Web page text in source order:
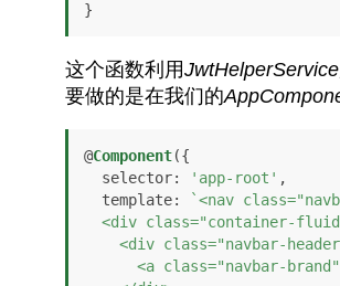
}
这个函数利用JwtHelperService
要做的是在我们的
@Component({
selector: 'app-root' ,
template:
`<nav